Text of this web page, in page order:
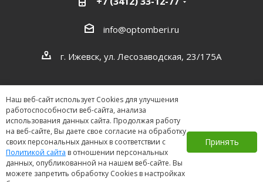
Наш веб-сайт использует Cookies для улучшения
работоспособности веб-сайта, анализа
использования данных сайта. Продолжая работу
на веб-сайте, Вы даете свое согласие на обработку
своих персональных данных в соответствии с
Политикой сайта в отношении персональных
данных, опубликованной на нашем веб-сайте. Вы
можете запретить обработку Cookies в настройках
Принять
info@optomberi.ru
г. Ижевск, ул. Лесозаводская, 23/175А
2026 ©